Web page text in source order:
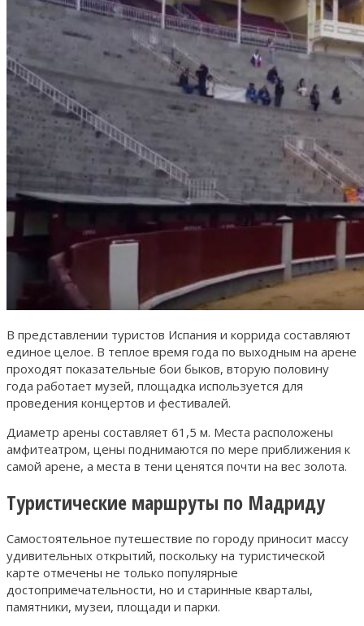
В представлении туристов Испания и коррида составляют
единое целое. В теплое время года по выходным на арене
проходят показательные бои быков, вторую половину
года работает музей, площадка используется для
проведения концертов и фестивалей.
Диаметр арены составляет 61,5 м. Места расположены
амфитеатром, цены поднимаются по мере приближения к
самой арене, а места в тени ценятся почти на вес золота.
Туристические маршруты по Мадриду
Самостоятельное путешествие по городу приносит массу
удивительных открытий, поскольку на туристической
карте отмечены не только популярные
достопримечательности, но и старинные кварталы,
памятники, музеи, площади и парки.